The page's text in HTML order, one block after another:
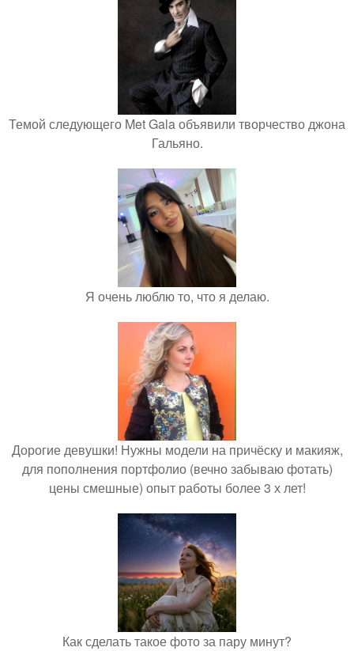
Темой следующего Met Gala объявили творчество джона
Гальяно.
Я очень люблю то, что я делаю.
Дорогие девушки! Нужны модели на причёску и макияж,
для пополнения портфолио (вечно забываю фотать)
цены смешные) опыт работы более 3 х лет!
Как сделать такое фото за пару минут?